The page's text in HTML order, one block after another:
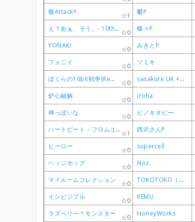
骸Attack!!
1 鬱P
え？あぁ、そう。- 10th Anniversary Edition -
0 蝶々P
YONAKI
0 みきとP
フォニイ
0 ツミキ
ぼくらの16bit戦争(Remaster ver)
0 sasakure.‌UK +有形ランペイジ
炉心融解
0 iroha
神っぽいな
0 ピノキオピー
ハートビート・フロムユー
1 西沢さんP
ヒーロー
0 supercell
ヘッジホッグ
0 Noz.
マイルームコレクション
0 TOKOTOKO（西沢さんP）
インビジブル
0 KEMU
ラズベリー＊モンスター
0 HoneyWorks
骸Attack!!
1 鬱P
え？あぁ、そう。- 10th Anniversary Edition -
0 蝶々P
YONAKI
0 みきとP
フォニイ
0 ツミキ
ぼくらの16bit戦争(Remaster ver)
0 sasakure.‌UK +有形ランペイジ
炉心融解
0 iroha
神っぽいな
0 ピノキオピー
ハートビート・フロムユー
1 西沢さんP
ヒーロー
0 supercell
ヘッジホッグ
0 Noz.
マイルームコレクション
0 TOKOTOKO（西沢さんP）
インビジブル
0 KEMU
ラズベリー＊モンスター
0 HoneyWorks
骸Attack!!
1 鬱P
え？あぁ、そう。- 10th Anniversary Edition -
0 蝶々P
YONAKI
0 みきとP
フォニイ
0 ツミキ
ぼくらの16bit戦争(Remaster ver)
0 sasakure.‌UK +有形ランペイジ
炉心融解
0 iroha
神っぽいな
0 ピノキオピー
ハートビート・フロムユー
1 西沢さんP
ヒーロー
0 supercell
ヘッジホッグ
0 Noz.
マイルームコレクション
0 TOKOTOKO（西沢さんP）
インビジブル
0 KEMU
ラズベリー＊モンスター
0 HoneyWorks
骸Attack!!
1 鬱P
え？あぁ、そう。- 10th Anniversary Edition -
0 蝶々P
YONAKI
0 みきとP
フォニイ
0 ツミキ
ぼくらの16bit戦争(Remaster ver)
0 sasakure.‌UK +有形ランペイジ
炉心融解
0 iroha
神っぽいな
0 ピノキオピー
ハートビート・フロムユー
1 西沢さんP
ヒーロー
0 supercell
ヘッジホッグ
0 Noz.
マイルームコレクション
0 TOKOTOKO（西沢さんP）
インビジブル
0 KEMU
ラズベリー＊モンスター
0 HoneyWorks